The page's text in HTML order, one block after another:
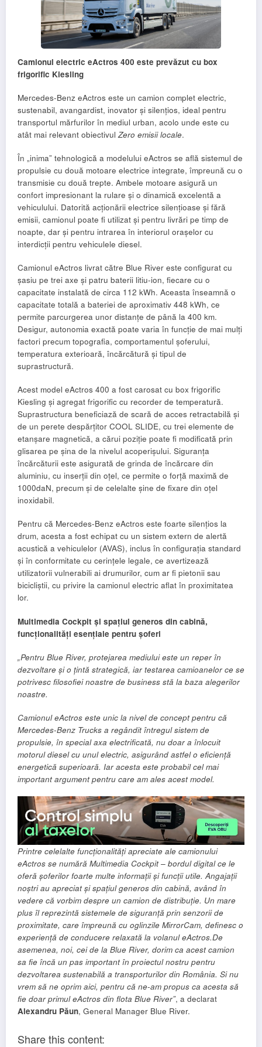
Camionul electric eActros 400 este prevăzut cu box
frigorific Kiesling
Mercedes-Benz eActros este un camion complet electric,
sustenabil, avangardist, inovator și silențios, ideal pentru
transportul mărfurilor în mediul urban, acolo unde este cu
atât mai relevant obiectivul Zero emisii locale.
În „inima” tehnologică a modelului eActros se află sistemul de
propulsie cu două motoare electrice integrate, împreună cu o
transmisie cu două trepte. Ambele motoare asigură un
confort impresionant la rulare și o dinamică excelentă a
vehiculului. Datorită acționării electrice silențioase și fără
emisii, camionul poate fi utilizat și pentru livrări pe timp de
noapte, dar și pentru intrarea în interiorul orașelor cu
interdicții pentru vehiculele diesel.
Camionul eActros livrat către Blue River este configurat cu
șasiu pe trei axe și patru baterii litiu-ion, fiecare cu o
capacitate instalată de circa 112 kWh. Aceasta înseamnă o
capacitate totală a bateriei de aproximativ 448 kWh, ce
permite parcurgerea unor distanțe de până la 400 km.
Desigur, autonomia exactă poate varia în funcție de mai mulți
factori precum topografia, comportamentul șoferului,
temperatura exterioară, încărcătură și tipul de
suprastructură.
Acest model eActros 400 a fost carosat cu box frigorific
Kiesling și agregat frigorific cu recorder de temperatură.
Suprastructura beneficiază de scară de acces retractabilă și
de un perete despărțitor COOL SLIDE, cu trei elemente de
etanșare magnetică, a cărui poziție poate fi modificată prin
glisarea pe șina de la nivelul acoperișului. Siguranța
încărcăturii este asigurată de grinda de încărcare din
aluminiu, cu inserții din oțel, ce permite o forță maximă de
1000daN, precum și de celelalte șine de fixare din oțel
inoxidabil.
Pentru că Mercedes-Benz eActros este foarte silențios la
drum, acesta a fost echipat cu un sistem extern de alertă
acustică a vehiculelor (AVAS), inclus în configurația standard
și în conformitate cu cerințele legale, ce avertizează
utilizatorii vulnerabili ai drumurilor, cum ar fi pietonii sau
bicicliștii, cu privire la camionul electric aflat în proximitatea
lor.
Multimedia Cockpit și spațiul generos din cabină,
funcționalități esențiale pentru șoferi
„Pentru Blue River, protejarea mediului este un reper în
dezvoltare și o țintă strategică, iar testarea camioanelor ce se
potrivesc filosofiei noastre de business stă la baza alegerilor
noastre.
Camionul eActros este unic la nivel de concept pentru că
Mercedes-Benz Trucks a regândit întregul sistem de
propulsie, în special axa electrificată, nu doar a înlocuit
motorul diesel cu unul electric, asigurând astfel o eficiență
energetică superioară. Iar acesta este probabil cel mai
important argument pentru care am ales acest model.
Printre celelalte funcționalități apreciate ale camionului
eActros se numără Multimedia Cockpit – bordul digital ce le
oferă șoferilor foarte multe informații și funcții utile. Angajații
noștri au apreciat și spațiul generos din cabină, având în
vedere că vorbim despre un camion de distribuție. Un mare
plus îl reprezintă sistemele de siguranță prin senzorii de
proximitate, care împreună cu oglinzile MirrorCam, definesc o
experiență de conducere relaxată la volanul eActros.De
asemenea, noi, cei de la Blue River, dorim ca acest camion
sa fie încă un pas important în proiectul nostru pentru
dezvoltarea sustenabilă a transporturilor din România. Si nu
vrem să ne oprim aici, pentru că ne-am propus ca acesta să
fie doar primul eActros din flota Blue River”, a declarat
Alexandru Păun, General Manager Blue River.
Share this content: